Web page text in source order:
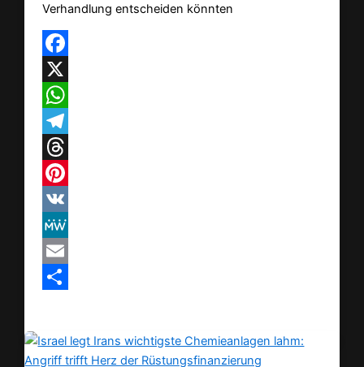
Verhandlung entscheiden könnten
Facebook
X
WhatsApp
Telegram
Threads
Pinterest
VK
MeWe
Email